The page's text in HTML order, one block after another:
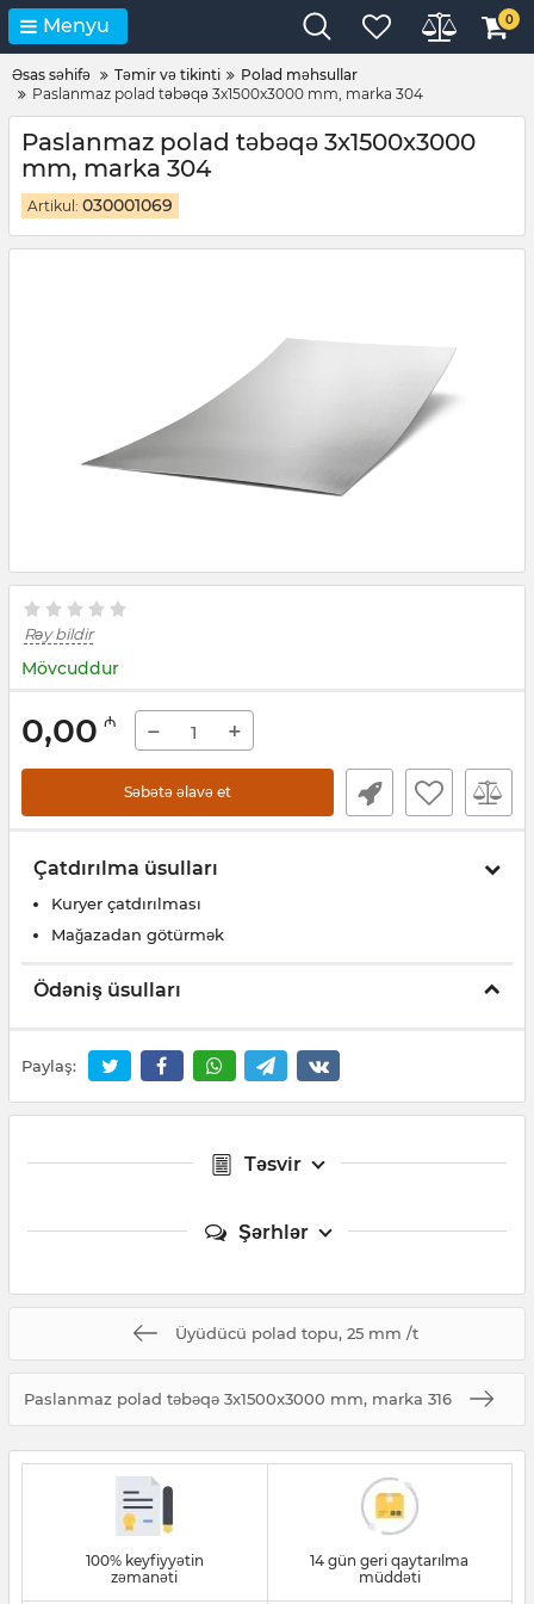
Menyu 0
Əsas səhifə Təmir və tikinti
Polad məhsullar
Paslanmaz polad təbəqə 3x1500x3000 mm, marka 304
Paslanmaz polad təbəqə 3x1500x3000
mm, marka 304
Artikul: 030001069
Rəy bildir
Mövcuddur
0,00 ₼ − +
Səbətə əlavə et
Çatdırılma üsulları
Kuryer çatdırılması
Mağazadan götürmək
Ödəniş üsulları
Paylaş:
Təsvir
Şərhlər
Üyüdücü polad topu, 25 mm /t
Paslanmaz polad təbəqə 3x1500x3000 mm, marka 316
100% keyfiyyətin
zəmanəti
14 gün geri qaytarılma
müddəti